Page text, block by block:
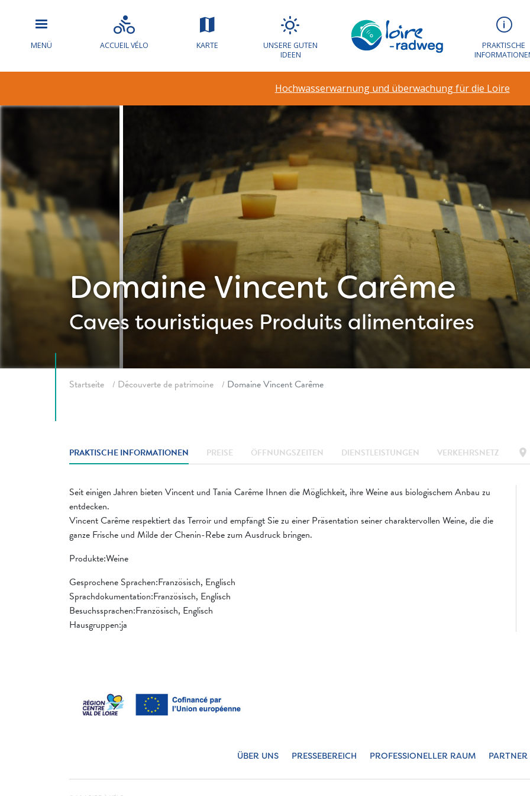
MENÜ ACCUEIL VÉLO KARTE
UNSERE GUTEN
IDEEN
PRAKTISCHE
Hochwasserwarnung und überwachung für die Loire
Domaine Vincent Carême
Caves touristiques Produits alimentaires
Startseite Découverte de patrimoine Domaine Vincent Carême
PRAKTISCHE INFORMATIONEN PREISE ÖFFNUNGSZEITEN DIENSTLEISTUNGEN VERKEHRSNETZ location_on
Seit einigen Jahren bieten Vincent und Tania Carême Ihnen die Möglichkeit, ihre Weine aus biologischem Anbau zu
entdecken.
Vincent Carême respektiert das Terroir und empfängt Sie zu einer Präsentation seiner charaktervollen Weine, die die
ganze Frische und Milde der Chenin-Rebe zum Ausdruck bringen.
Produkte:Weine
Gesprochene Sprachen:Französisch, Englisch
Sprachdokumentation:Französisch, Englisch
Besuchssprachen:Französisch, Englisch
Hausgruppen:ja
ÜBER UNS PRESSEBEREICH PROFESSIONELLER RAUM PARTNER